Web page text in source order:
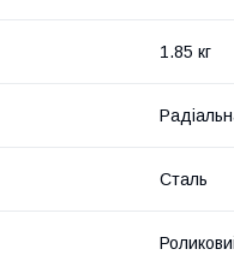
1.85 кг
Сталь